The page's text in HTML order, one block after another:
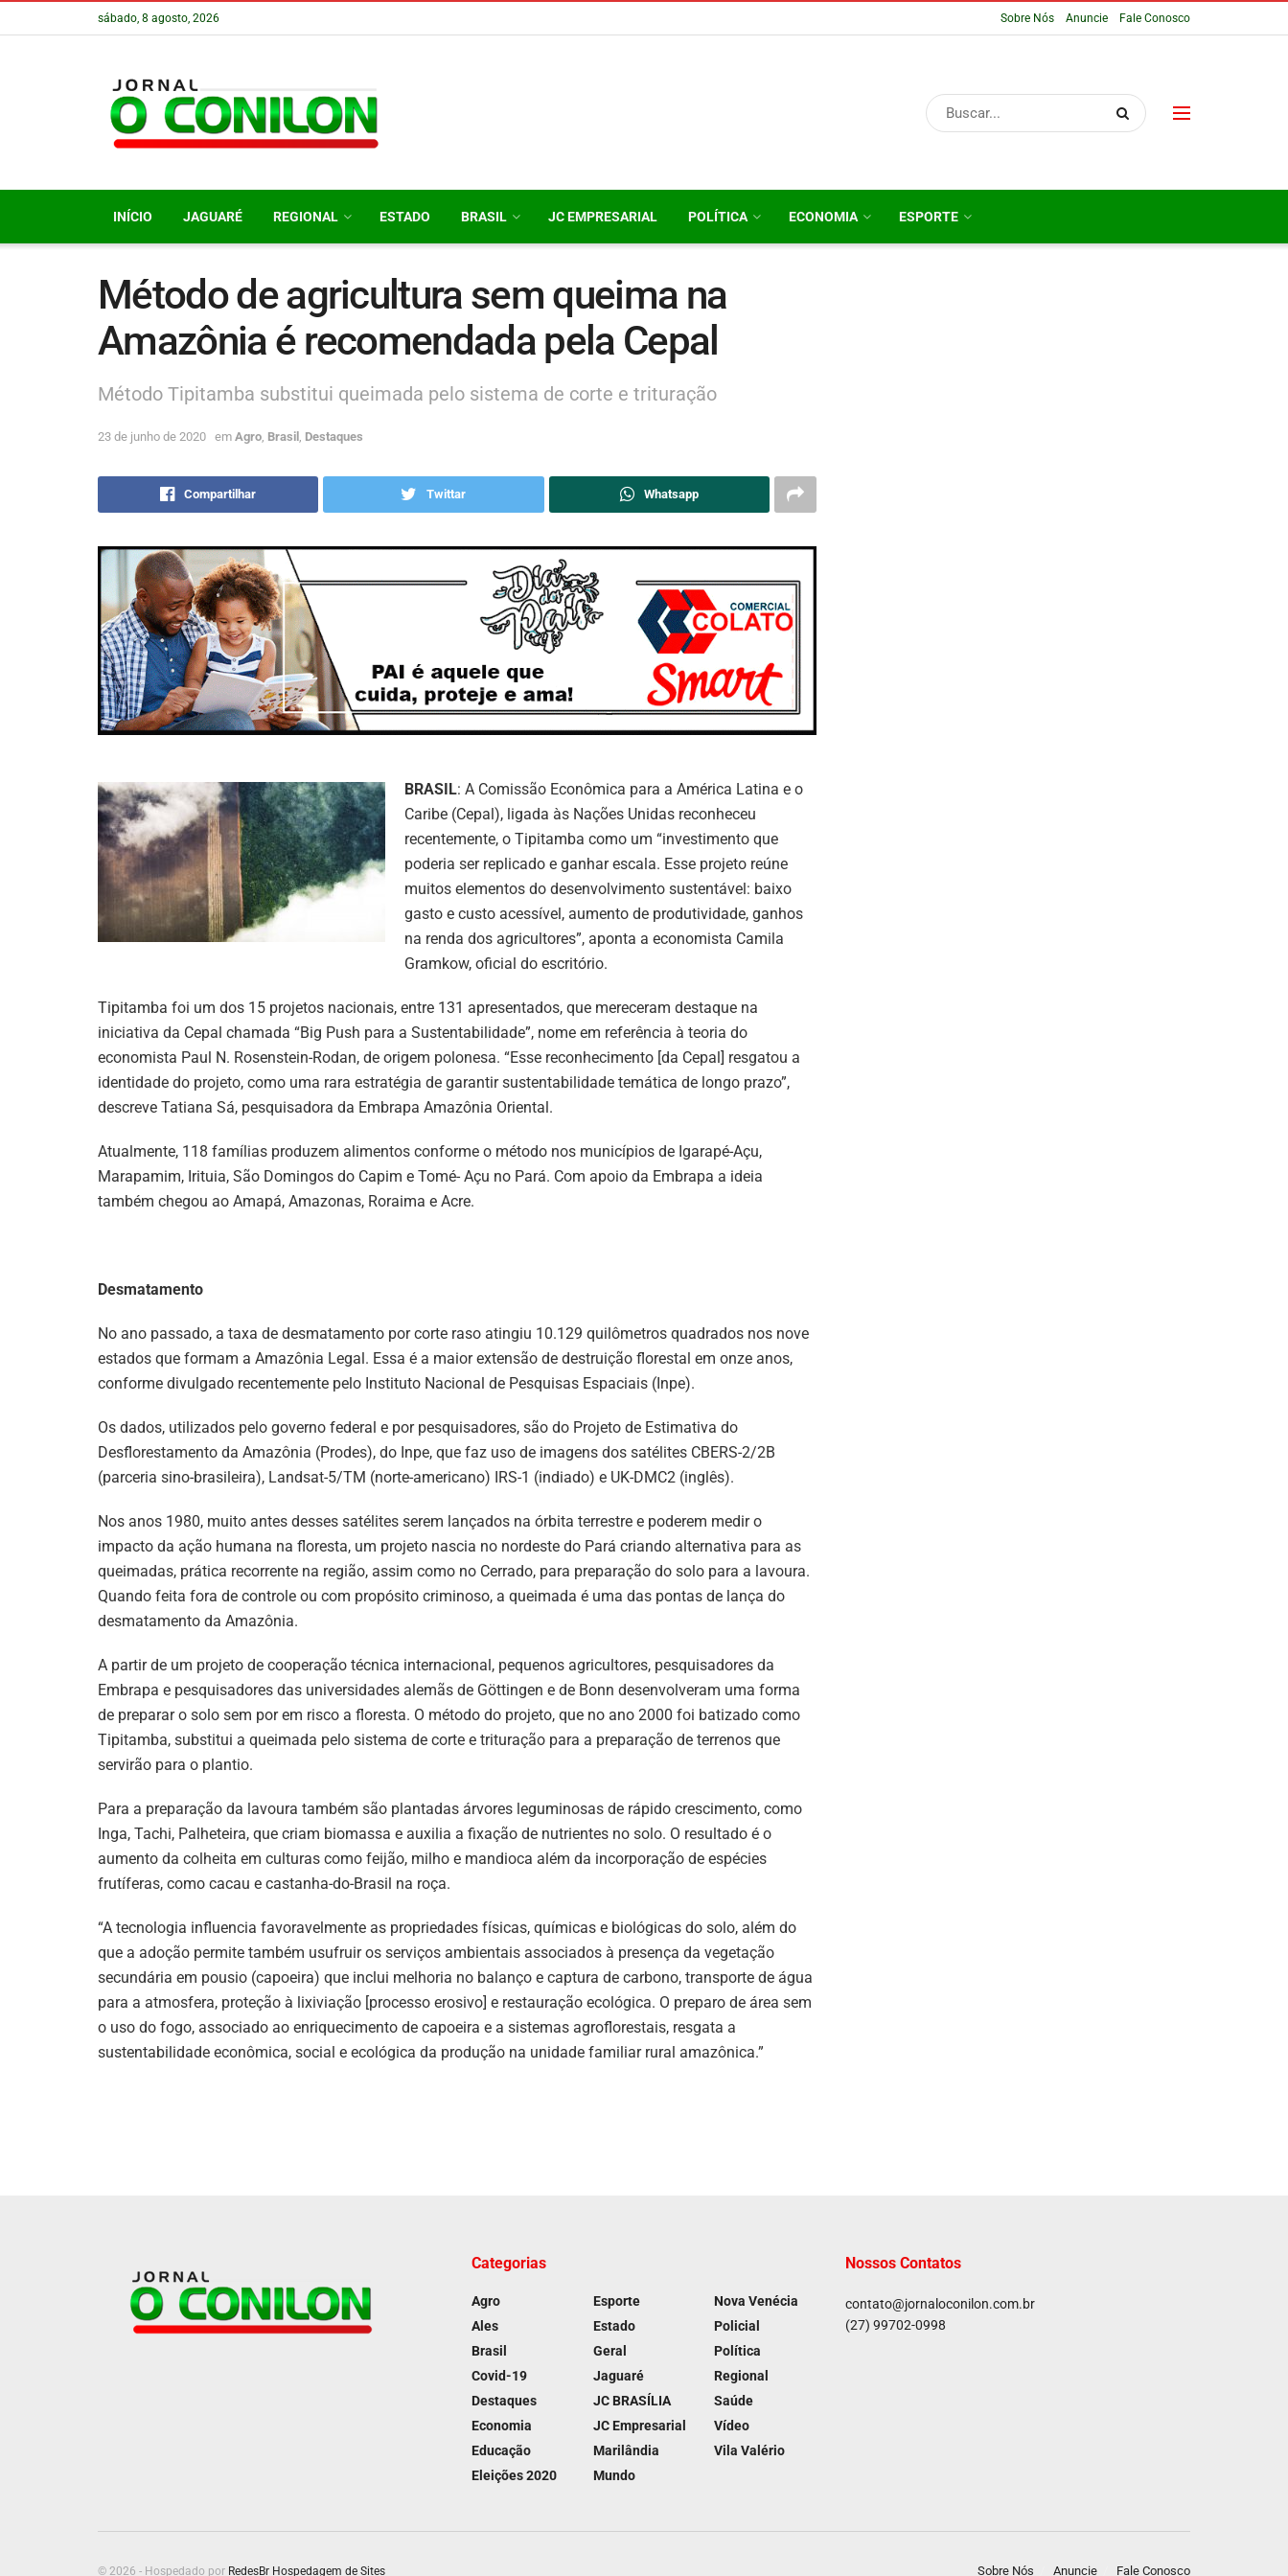
sábado, 8 agosto, 2026 Sobre Nós Anuncie Fale Conosco
INÍCIO JAGUARÉ REGIONAL ESTADO BRASIL JC EMPRESARIAL POLÍTICA ECONOMIA ESPORTE
Método de agricultura sem queima na
Amazônia é recomendada pela Cepal
Método Tipitamba substitui queimada pelo sistema de corte e trituração
23 de junho de 2020 em Agro Brasil Destaques
Compartilhar Twittar Whatsapp
BRASIL: A Comissão Econômica para a América Latina e o
Caribe (Cepal), ligada às Nações Unidas reconheceu
recentemente, o Tipitamba como um “investimento que
poderia ser replicado e ganhar escala. Esse projeto reúne
muitos elementos do desenvolvimento sustentável: baixo
gasto e custo acessível, aumento de produtividade, ganhos
na renda dos agricultores”, aponta a economista Camila
Gramkow, oficial do escritório.
Tipitamba foi um dos 15 projetos nacionais, entre 131 apresentados, que mereceram destaque na
iniciativa da Cepal chamada “Big Push para a Sustentabilidade”, nome em referência à teoria do
economista Paul N. Rosenstein-Rodan, de origem polonesa. “Esse reconhecimento [da Cepal] resgatou a
identidade do projeto, como uma rara estratégia de garantir sustentabilidade temática de longo prazo”,
descreve Tatiana Sá, pesquisadora da Embrapa Amazônia Oriental.
Atualmente, 118 famílias produzem alimentos conforme o método nos municípios de Igarapé-Açu,
Marapamim, Irituia, São Domingos do Capim e Tomé- Açu no Pará. Com apoio da Embrapa a ideia
também chegou ao Amapá, Amazonas, Roraima e Acre.
Desmatamento
No ano passado, a taxa de desmatamento por corte raso atingiu 10.129 quilômetros quadrados nos nove
estados que formam a Amazônia Legal. Essa é a maior extensão de destruição florestal em onze anos,
conforme divulgado recentemente pelo Instituto Nacional de Pesquisas Espaciais (Inpe).
Os dados, utilizados pelo governo federal e por pesquisadores, são do Projeto de Estimativa do
Desflorestamento da Amazônia (Prodes), do Inpe, que faz uso de imagens dos satélites CBERS-2/2B
(parceria sino-brasileira), Landsat-5/TM (norte-americano) IRS-1 (indiado) e UK-DMC2 (inglês).
Nos anos 1980, muito antes desses satélites serem lançados na órbita terrestre e poderem medir o
impacto da ação humana na floresta, um projeto nascia no nordeste do Pará criando alternativa para as
queimadas, prática recorrente na região, assim como no Cerrado, para preparação do solo para a lavoura.
Quando feita fora de controle ou com propósito criminoso, a queimada é uma das pontas de lança do
desmatamento da Amazônia.
A partir de um projeto de cooperação técnica internacional, pequenos agricultores, pesquisadores da
Embrapa e pesquisadores das universidades alemãs de Göttingen e de Bonn desenvolveram uma forma
de preparar o solo sem por em risco a floresta. O método do projeto, que no ano 2000 foi batizado como
Tipitamba, substitui a queimada pelo sistema de corte e trituração para a preparação de terrenos que
servirão para o plantio.
Para a preparação da lavoura também são plantadas árvores leguminosas de rápido crescimento, como
Inga, Tachi, Palheteira, que criam biomassa e auxilia a fixação de nutrientes no solo. O resultado é o
aumento da colheita em culturas como feijão, milho e mandioca além da incorporação de espécies
frutíferas, como cacau e castanha-do-Brasil na roça.
“A tecnologia influencia favoravelmente as propriedades físicas, químicas e biológicas do solo, além do
que a adoção permite também usufruir os serviços ambientais associados à presença da vegetação
secundária em pousio (capoeira) que inclui melhoria no balanço e captura de carbono, transporte de água
para a atmosfera, proteção à lixiviação [processo erosivo] e restauração ecológica. O preparo de área sem
o uso do fogo, associado ao enriquecimento de capoeira e a sistemas agroflorestais, resgata a
sustentabilidade econômica, social e ecológica da produção na unidade familiar rural amazônica.”
Categorias
Agro
Ales
Brasil
Covid-19
Destaques
Economia
Educação
Eleições 2020
Esporte
Estado
Geral
Jaguaré
JC BRASÍLIA
JC Empresarial
Marilândia
Mundo
Nova Venécia
Policial
Política
Regional
Saúde
Vídeo
Vila Valério
Nossos Contatos
contato@jornaloconilon.com.br
(27) 99702-0998
Sobre Nós Anuncie Fale Conosco
© 2026 - Hospedado por RedesBr Hospedagem de Sites